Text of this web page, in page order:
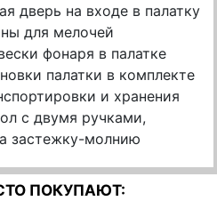
дверь на входе в палатку
для мелочей
фонаря в палатке
палатки в комплекте
и хранения
с двумя ручками,
застежку-молнию
ПОКУПАЮТ: